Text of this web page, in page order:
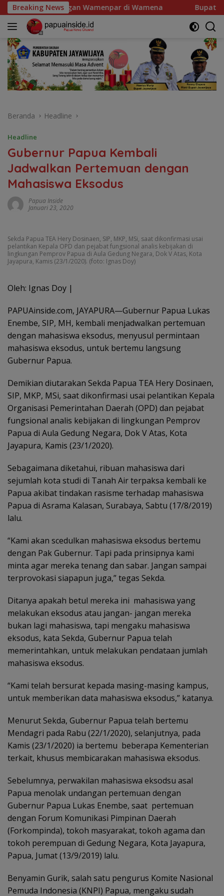
Langsung
ke
konten
Breaking News
Wamenpar di Wamena Bupati Jayawijaya Ajak
Beranda Headline
Headline
Gubernur Papua Kembali
Jadwalkan Pertemuan dengan
Mahasiswa Eksodus
Papua Inside
Januari 23, 2020
Sekda Papua TEA Hery Dosinaen, SIP, MKP, MSi, saat dikonfirmasi usai
pelantikan Kepala OPD dan pejabat fungsional analis kebijakan di
lingkungan Pemprov Papua di Aula Gedung Negara, Dok V Atas, Kota
Jayapura, Kamis (23/1/2020). (foto: Ignas Doy)
Oleh: Ignas Doy |
PAPUAinside.com, JAYAPURA—Gubernur Papua Lukas
Enembe, SIP, MH, kembali menjadwalkan pertemuan
dengan mahasiswa eksodus, menyusul permintaan
mahasiswa eksodus, untuk bertemu langsung
Gubernur Papua.
Demikian diutarakan Sekda Papua TEA Hery Dosinaen,
SIP, MKP, MSi, saat dikonfirmasi usai pelantikan Kepala
Organisasi Pemerintahan Daerah (OPD) dan pejabat
fungsional analis kebijakan di lingkungan Pemprov
Papua di Aula Gedung Negara, Dok V Atas, Kota
Jayapura, Kamis (23/1/2020).
Sebagaimana diketahui, ribuan mahasiswa dari
sejumlah kota studi di Tanah Air terpaksa kembali ke
Papua akibat tindakan rasisme terhadap mahasiswa
Papua di Asrama Kalasan, Surabaya, Sabtu (17/8/2019)
lalu.
“Kami akan scedulkan mahasiswa eksodus bertemu
dengan Pak Gubernur. Tapi pada prinsipnya kami
minta agar mereka tenang dan sabar. Jangan sampai
terprovokasi siapapun juga,” tegas Sekda.
Ditanya apakah betul mereka ini mahasiswa yang
melakukan eksodus atau jangan- jangan mereka
bukan lagi mahasiswa, tapi mengaku mahasiswa
eksodus, kata Sekda, Gubernur Papua telah
memerintahkan, untuk melakukan pendataan jumlah
mahasiswa eksodus.
“Kami telah bersurat kepada masing-masing kampus,
untuk memberikan data mahasiswa eksodus,” katanya.
Menurut Sekda, Gubernur Papua telah bertemu
Mendagri pada Rabu (22/1/2020), selanjutnya, pada
Kamis (23/1/2020) ia bertemu beberapa Kementerian
terkait, khusus membicarakan mahasiswa eksodus.
Sebelumnya, perwakilan mahasiswa eksodsu asal
Papua menolak undangan pertemuan dengan
Gubernur Papua Lukas Enembe, saat pertemuan
dengan Forum Komunikasi Pimpinan Daerah
(Forkompinda), tokoh masyarakat, tokoh agama dan
tokoh perempuan di Gedung Negara, Kota Jayapura,
Papua, Jumat (13/9/2019) lalu.
Benyamin Gurik, salah satu pengurus Komite Nasional
Pemuda Indonesia (KNPI) Papua, mengaku sudah